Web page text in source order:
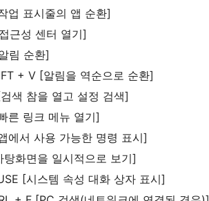
업 표시줄의 앱 순환]
근성 센터 열기]
림 순환]
+ V [알림을 역순으로 순환]
색 참을 열고 설정 검색]
른 링크 메뉴 열기]
에서 사용 가능한 명령 표시]
화면을 일시적으로 보기]
[시스템 속성 대화 상자 표시]